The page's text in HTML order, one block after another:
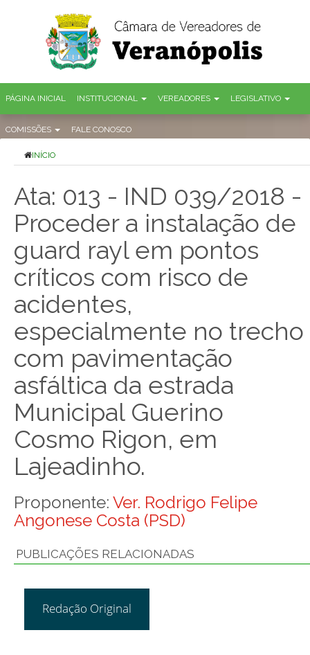
PÁGINA INICIAL INSTITUCIONAL VEREADORES LEGISLATIVO
COMISSÕES FALE CONOSCO
INÍCIO
Ata: 013 - IND 039/2018 -
Proceder a instalação de
guard rayl em pontos
críticos com risco de
acidentes,
especialmente no trecho
com pavimentação
asfáltica da estrada
Municipal Guerino
Cosmo Rigon, em
Lajeadinho.
Proponente: Ver. Rodrigo Felipe
Angonese Costa (PSD)
PUBLICAÇÕES RELACIONADAS
Redação Original